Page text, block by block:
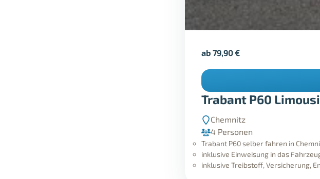
Trabant P60
Chemnitz
4 Personen
Trabant P60 selber fahren in
inklusive Einweisung in das
inklusive Treibstoff, Versicherung,
ab 79,90€